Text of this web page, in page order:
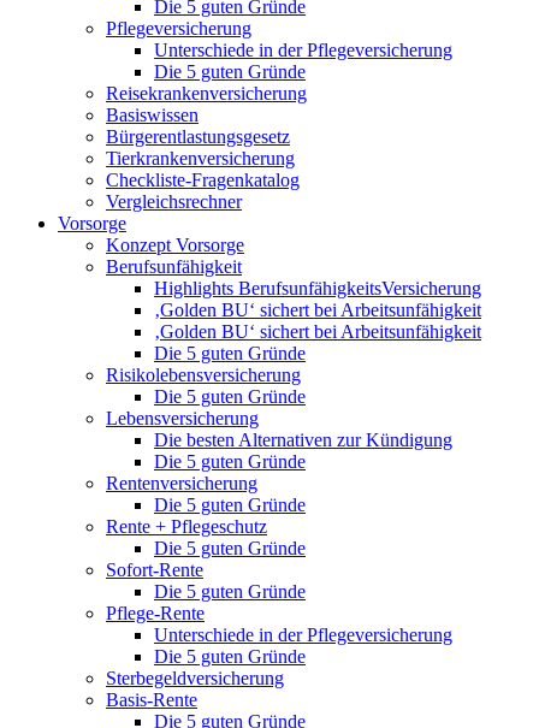
Die 5 guten Gründe
Pflegeversicherung
Unterschiede in der Pflegeversicherung
Die 5 guten Gründe
Reisekrankenversicherung
Basiswissen
Bürgerentlastungsgesetz
Tierkrankenversicherung
Checkliste-Fragenkatalog
Vergleichsrechner
Vorsorge
Konzept Vorsorge
Berufsunfähigkeit
Highlights BerufsunfähigkeitsVersicherung
‚Golden BU‘ sichert bei Arbeitsunfähigkeit
‚Golden BU‘ sichert bei Arbeitsunfähigkeit
Die 5 guten Gründe
Risikolebensversicherung
Die 5 guten Gründe
Lebensversicherung
Die besten Alternativen zur Kündigung
Die 5 guten Gründe
Rentenversicherung
Die 5 guten Gründe
Rente + Pflegeschutz
Die 5 guten Gründe
Sofort-Rente
Die 5 guten Gründe
Pflege-Rente
Unterschiede in der Pflegeversicherung
Die 5 guten Gründe
Sterbegeldversicherung
Basis-Rente
Die 5 guten Gründe